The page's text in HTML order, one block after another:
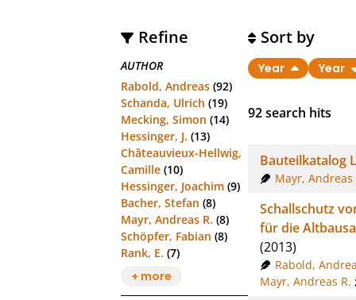
Refine
AUTHOR
Rabold, Andreas (92)
Schanda, Ulrich (19)
Mecking, Simon (14)
Hessinger, J. (13)
Châteauvieux-Hellwig,
Camille (10)
Hessinger, Joachim (9)
Bacher, Stefan (8)
Mayr, Andreas R. (8)
Schöpfer, Fabian (8)
Rank, E. (7)
+ more
92search hits
Sort by
Year Year
Bauteilkatalog
Mayr, Andreas
Schallschutz
für die
(2013)
Rabold,
Mayr, Andreas R.